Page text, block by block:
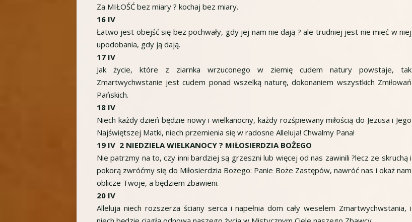
Za MIŁOŚĆ bez miary ? kochaj bez miary.
16 IV
Łatwo jest obejść się bez pochwały, gdy jej nam nie dają ? ale trudniej jest nie mieć w niej
upodobania, gdy ją dają.
17 IV
Jak życie, które z ziarnka wrzuconego w ziemię cudem natury powstaje, tak
Zmartwychwstanie jest cudem ponad wszelką naturę, dokonaniem wszystkich Zmiłowań
Pańskich.
18 IV
Niech każdy dzień będzie nowy i wielkanocny, każdy rozśpiewany miłością do Jezusa i Jego
Najświętszej Matki, niech przemienia się w radosne Alleluja! Chwalmy Pana!
19 IV 2 NIEDZIELA WIELKANOCY ? MIŁOSIERDZIA BOŻEGO
Nie patrzmy na to, czy inni bardziej są grzeszni lub więcej od nas zawinili ?lecz ze skruchą i
pokorą zwróćmy się do Miłosierdzia Bożego: Panie Boże Zastępów, nawróć nas i okaż nam
oblicze Twoje, a będziem zbawieni.
20 IV
Alleluja niech rozszerza ściany serca i napełnia dom cały weselem Zmartwychwstania, i